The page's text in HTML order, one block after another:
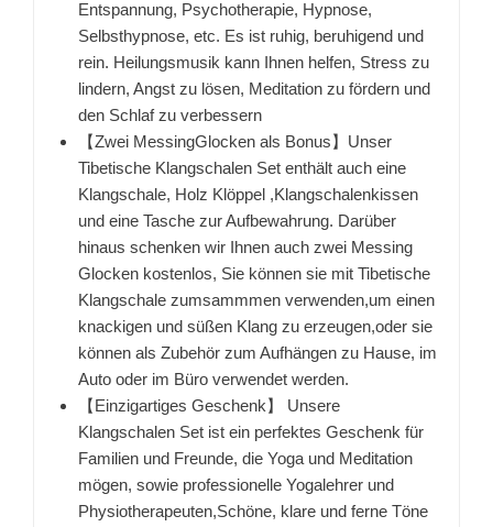
Entspannung, Psychotherapie, Hypnose,
Selbsthypnose, etc. Es ist ruhig, beruhigend und
rein. Heilungsmusik kann Ihnen helfen, Stress zu
lindern, Angst zu lösen, Meditation zu fördern und
den Schlaf zu verbessern
【Zwei MessingGlocken als Bonus】Unser
Tibetische Klangschalen Set enthält auch eine
Klangschale, Holz Klöppel ,Klangschalenkissen
und eine Tasche zur Aufbewahrung. Darüber
hinaus schenken wir Ihnen auch zwei Messing
Glocken kostenlos, Sie können sie mit Tibetische
Klangschale zumsammmen verwenden,um einen
knackigen und süßen Klang zu erzeugen,oder sie
können als Zubehör zum Aufhängen zu Hause, im
Auto oder im Büro verwendet werden.
【Einzigartiges Geschenk】 Unsere
Klangschalen Set ist ein perfektes Geschenk für
Familien und Freunde, die Yoga und Meditation
mögen, sowie professionelle Yogalehrer und
Physiotherapeuten,Schöne, klare und ferne Töne